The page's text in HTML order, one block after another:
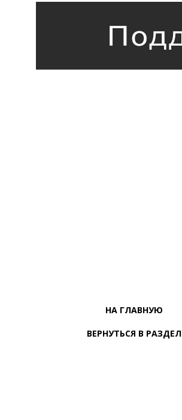
НА ГЛАВНУЮ
ВЕРНУТЬСЯ В РАЗДЕЛ